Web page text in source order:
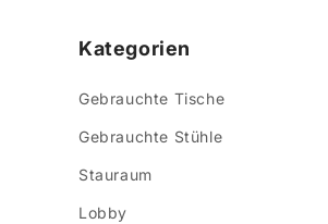
Kategorien
Gebrauchte Tische
Gebrauchte Stühle
Stauraum
Lobby